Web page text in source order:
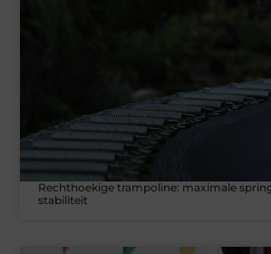
Rechthoekige trampoline: maximale
stabiliteit